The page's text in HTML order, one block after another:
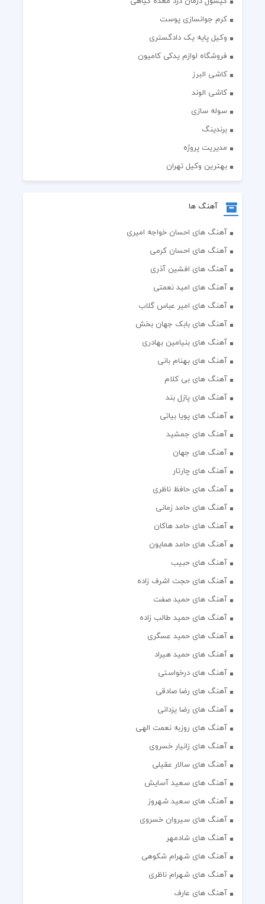
کرم جوانسازی پوست
وکیل پایه یک دادگستری
فروشگاه لوازم یدکی کامیون
کاشی البرز
کاشی الوند
سوله سازی
برندینگ
مدیریت پروژه
بهترین وکیل تهران
آهنگ ها
آهنگ های احسان خواجه امیری
آهنگ های احسان کرمی
آهنگ های افشین آذری
آهنگ های امید نعمتی
آهنگ های امیر عباس گلاب
آهنگ های بابک جهان بخش
آهنگ های بنیامین بهادری
آهنگ های بهنام بانی
آهنگ های بی کلام
آهنگ های پازل بند
آهنگ های پویا بیاتی
آهنگ های جمشید
آهنگ های جهان
آهنگ های چارتار
آهنگ های حافظ ناظری
آهنگ های حامد زمانی
آهنگ های حامد هاکان
آهنگ های حامد همایون
آهنگ های حبیب
آهنگ های حجت اشرف زاده
آهنگ های حمید صفت
آهنگ های حمید طالب زاده
آهنگ های حمید عسگری
آهنگ های حمید هیراد
آهنگ های درخواستی
آهنگ های رضا صادقی
آهنگ های رضا یزدانی
آهنگ های روزبه نعمت الهی
آهنگ های زانیار خسروی
آهنگ های سالار عقیلی
آهنگ های سعید آسایش
آهنگ های سعید شهروز
آهنگ های سیروان خسروی
آهنگ های شادمهر
آهنگ های شهرام شکوهی
آهنگ های شهرام ناظری
آهنگ های عارف